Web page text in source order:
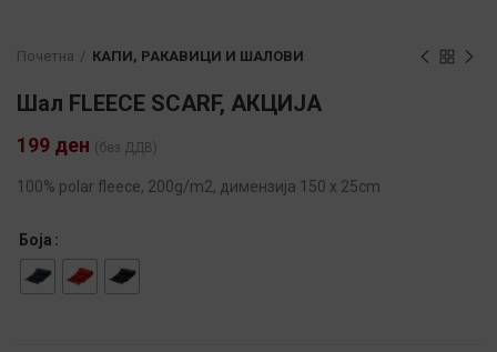
Почетна КАПИ, РАКАВИЦИ И ШАЛОВИ
Шал FLEECE SCARF, АКЦИЈА
199 ден (без ДДВ)
100% polar fleece, 200g/m2, димензија 150 х 25cm
Боја